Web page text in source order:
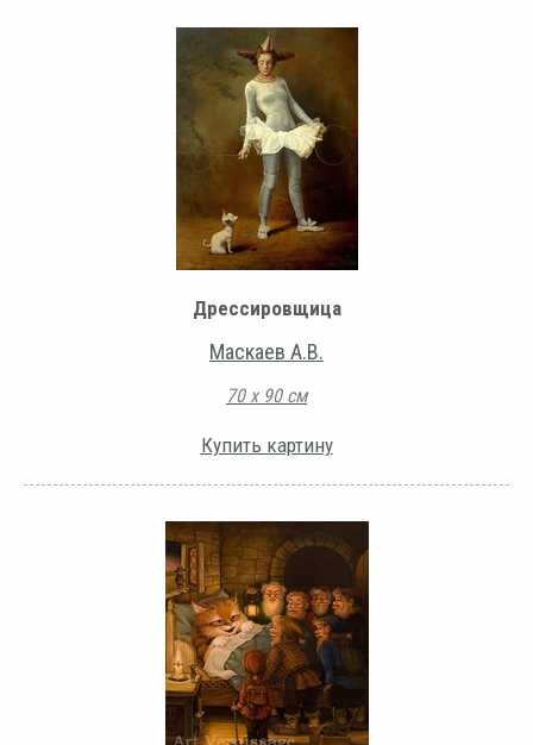
Дрессировщица
Маскаев А.В.
70 х 90 см
Купить картину